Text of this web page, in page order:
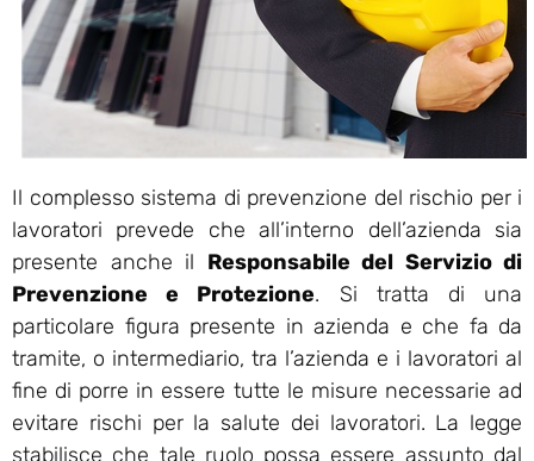
Il complesso sistema di prevenzione del rischio per i
lavoratori prevede che all’interno dell’azienda sia
presente anche il Responsabile del Servizio di
Prevenzione e Protezione. Si tratta di una
particolare figura presente in azienda e che fa da
tramite, o intermediario, tra l’azienda e i lavoratori al
fine di porre in essere tutte le misure necessarie ad
evitare rischi per la salute dei lavoratori. La legge
stabilisce che tale ruolo possa essere assunto dal